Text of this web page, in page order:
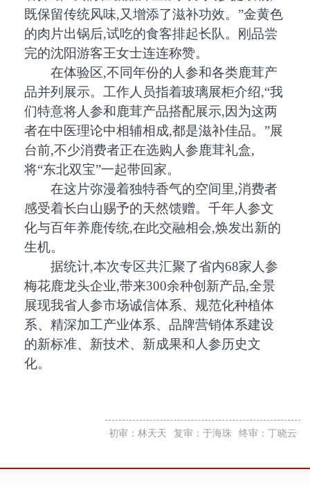
既保留传统风味,又增添了滋补功效。”金黄色
的肉片出锅后,试吃的食客排起长队。刚品尝
完的沈阳游客王女士连连称赞。
在体验区,不同年份的人参和各类鹿茸产
品并列展示。工作人员指着玻璃展柜介绍,“我
们特意将人参和鹿茸产品搭配展示,因为这两
者在中医理论中相辅相成,都是滋补佳品。”展
台前,不少消费者正在选购人参鹿茸礼盒,
将“东北双宝”一起带回家。
在这片弥漫着独特香气的空间里,消费者
感受着长白山赐予的天然馈赠。千年人参文
化与百年养鹿传统,在此交融相会,焕发出新的
生机。
据统计,本次专区共汇聚了省内68家人参
梅花鹿龙头企业,带来300余种创新产品,全景
展现我省人参市场诚信体系、规范化种植体
系、精深加工产业体系、品牌营销体系建设
的新标准、新技术、新成果和人参历史文
化。
初审：林天天 复审：于海珠 终审：丁晓云